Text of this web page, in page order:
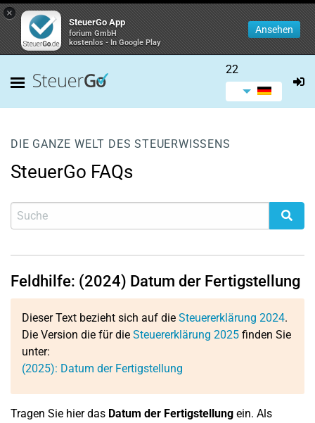
×
SteuerGo App
forium GmbH
kostenlos - In Google Play
Ansehen
22
DIE GANZE WELT DES STEUERWISSENS
SteuerGo FAQs
Feldhilfe: (2024) Datum der Fertigstellung
Dieser Text bezieht sich auf die Steuererklärung 2024.
Die Version die für die Steuererklärung 2025 finden Sie
unter:
(2025): Datum der Fertigstellung
Tragen Sie hier das Datum der Fertigstellung ein. Als